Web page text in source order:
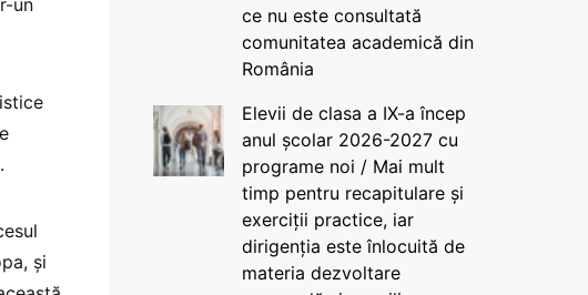
și
ce nu este consultată
comunitatea academică din
România
Elevii de clasa a IX-a încep
anul școlar 2026-2027 cu
programe noi / Mai mult
timp pentru recapitulare și
exerciții practice, iar
dirigenția este înlocuită de
materia dezvoltare